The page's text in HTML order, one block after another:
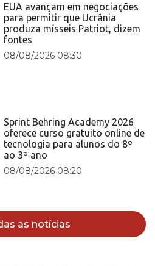
EUA avançam em negociações
para permitir que Ucrânia
produza mísseis Patriot, dizem
fontes
08/08/2026 08:30
Sprint Behring Academy 2026
oferece curso gratuito online de
tecnologia para alunos do 8º
ao 3º ano
08/08/2026 08:20
as notícias